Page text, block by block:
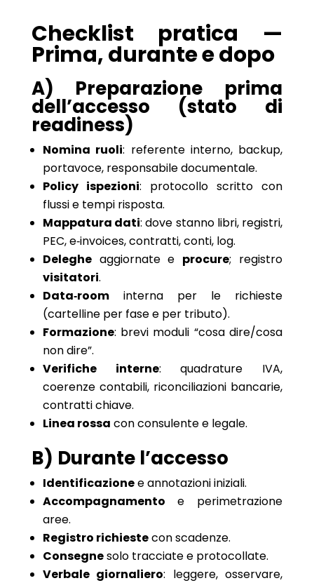
Checklist pratica —
Prima, durante e dopo
A) Preparazione prima
dell’accesso (stato di
readiness)
Nomina ruoli: referente interno, backup,
portavoce, responsabile documentale.
Policy ispezioni: protocollo scritto con
flussi e tempi risposta.
Mappatura dati: dove stanno libri, registri,
PEC, e‑invoices, contratti, conti, log.
Delegheaggiornate e procure; registro
visitatori.
Data‑roominterna per le richieste
(cartelline per fase e per tributo).
Formazione: brevi moduli “cosa dire/cosa
non dire”.
Verifiche interne: quadrature IVA,
coerenze contabili, riconciliazioni bancarie,
contratti chiave.
Linea rossa con consulente e legale.
B) Durante l’accesso
Identificazionee annotazioni iniziali.
Accompagnamento e perimetrazione
aree.
Registro richiestecon scadenze.
Consegnesolo tracciate e protocollate.
Verbale giornaliero: leggere, osservare,